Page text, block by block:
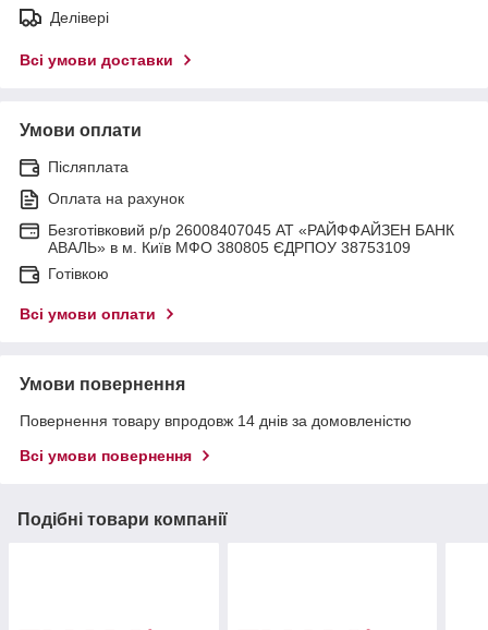
Делівері
Всі умови доставки
Умови оплати
Післяплата
Оплата на рахунок
Безготівковий р/р 26008407045 АТ «РАЙФФАЙЗЕН БАНК
АВАЛЬ» в м. Київ МФО 380805 ЄДРПОУ 38753109
Готівкою
Всі умови оплати
Умови повернення
Повернення товару впродовж 14 днів за домовленістю
Всі умови повернення
Подібні товари компанії